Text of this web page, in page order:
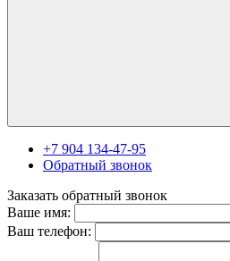
+7 904 134-47-95
Обратный звонок
Заказать обратный звонок
Ваше имя:
Ваш телефон: